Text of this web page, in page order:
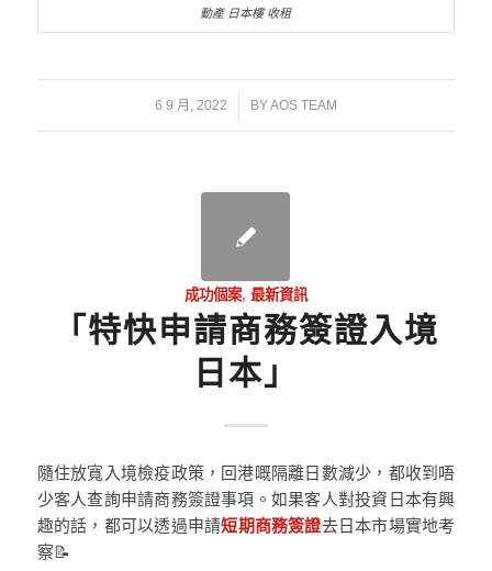
動產 日本樓 收租
6 9 月, 2022
/ BYAOS TEAM
成功個案, 最新資訊
「特快申請商務簽證入境
日本」
隨住放寬入境檢疫政策，回港嘅隔離日數減少，都收到唔
少客人查詢申請商務簽證事項。如果客人對投資日本有興
趣的話，都可以透過申請短期商務簽證去日本市場實地考
察📝